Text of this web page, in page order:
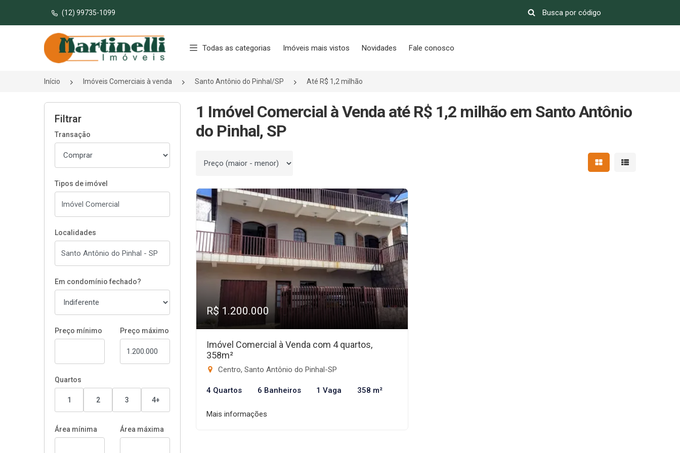
(12) 99735-1099
Página inicial
Todas as categorias Imóveis mais vistos Novidades Fale conosco
Início Imóveis Comerciais à venda Santo Antônio do Pinhal/SP Até R$ 1,2 milhão
Filtrar
Transação
Tipos de imóvel
Localidades
Em condomínio fechado?
Preço mínimo Preço máximo
Quartos
1 2 3 4+
Área mínima Área máxima
1 Imóvel Comercial à Venda até R$ 1,2 milhão em Santo Antônio
do Pinhal, SP
Ordenar por Mostrar resultados em
Mostrar
R$ 1.200.000
Imóvel Comercial à Venda com 4 quartos,
358m²
Centro, Santo Antônio do Pinhal-SP
4 Quartos 6 Banheiros 1 Vaga 358 m²
Mais informações